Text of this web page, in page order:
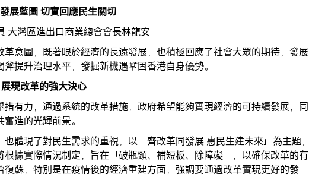
展藍圖 切實回應民生關切
大灣區進出口商業總會會長林龍安
意圖，既著眼於經濟的長遠發展，也積極回應了社會大眾的期待，發展
提升治理水平，發掘新機遇鞏固香港自身優勢。
展現改革的強大決心
有力，通過系統的改革措施，政府希望能夠實現經濟的可持續發展，同
進的光輝前景。
體現了對民生需求的重視，以「齊改革同發展 惠民生建未來」為主題，
據實際情況制定，旨在「破瓶頸、補短板、除障礙」，以確保改革的有
蘇，特別是在疫情後的經濟重建方面，強調要通過改革實現更好的發